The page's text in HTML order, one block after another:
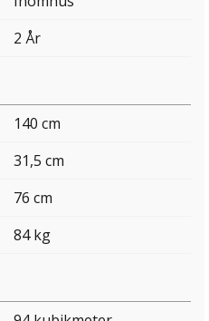
2 År
140 cm
31,5 cm
76 cm
84 kg